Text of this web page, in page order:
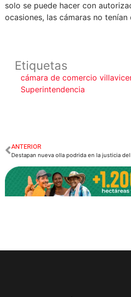
solo se puede hacer con
ocasiones, las cámaras no
Etiquetas
cámara de comercio
Superintendencia
ANTERIOR
Destapan nueva olla podrida en la justicia